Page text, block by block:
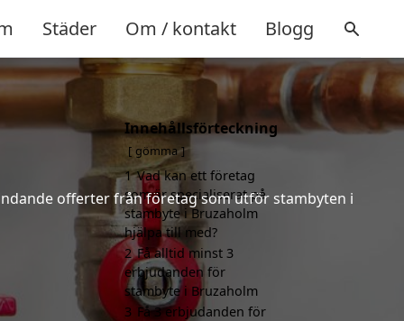
Städer Om / kontakt Blogg
offerter från företag som utför stambyten i
Innehållsförteckning
gömma
1 Vad kan ett företag
som är specialiserat på
stambyte i Bruzaholm
hjälpa till med?
2 Få alltid minst 3
erbjudanden för
stambyte i Bruzaholm
3 Få 3 erbjudanden för